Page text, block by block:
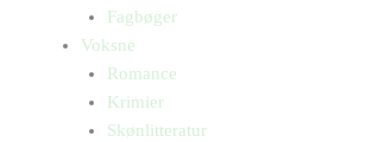
Fagbøger
Voksne
Romance
Krimier
Skønlitteratur